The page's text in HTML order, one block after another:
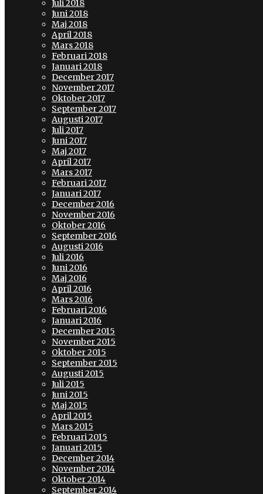
Juli 2018
Juni 2018
Maj 2018
April 2018
Mars 2018
Februari 2018
Januari 2018
December 2017
November 2017
Oktober 2017
September 2017
Augusti 2017
Juli 2017
Juni 2017
Maj 2017
April 2017
Mars 2017
Februari 2017
Januari 2017
December 2016
November 2016
Oktober 2016
September 2016
Augusti 2016
Juli 2016
Juni 2016
Maj 2016
April 2016
Mars 2016
Februari 2016
Januari 2016
December 2015
November 2015
Oktober 2015
September 2015
Augusti 2015
Juli 2015
Juni 2015
Maj 2015
April 2015
Mars 2015
Februari 2015
Januari 2015
December 2014
November 2014
Oktober 2014
September 2014